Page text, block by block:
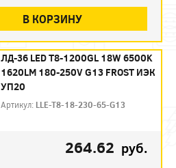
В КОРЗИНУ
ЛД-36 LED Т8-1200GL 18W 6500K
1620LM 180-250V G13 FROST ИЭК
УП20
Артикул: LLE-T8-18-230-65-G13
264.62 руб.